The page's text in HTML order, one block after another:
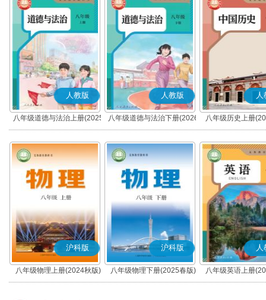
人教版
八年级道德与法治上册(2025
秋版)(部编版)
人教版
八年级道德与法治下册(2026
春版)(部编版)
人
八年级历史上册
(部编版)
沪科版
八年级物理上册(2024秋版)
(沪科粤教版)
沪科版
八年级物理下册(2025春版)
(沪科粤教版)
人
八年级英语上册